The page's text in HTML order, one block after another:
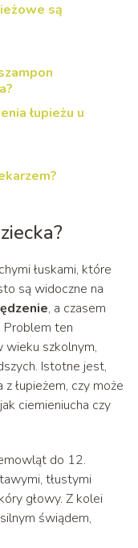
są
łupieżu u
łuskami, które
są widoczne na
, a czasem
Problem ten
wieku szkolnym,
Istotne jest,
łupieżem, czy może
ciemieniucha czy
do 12.
tłustymi
głowy. Z kolei
świądem,